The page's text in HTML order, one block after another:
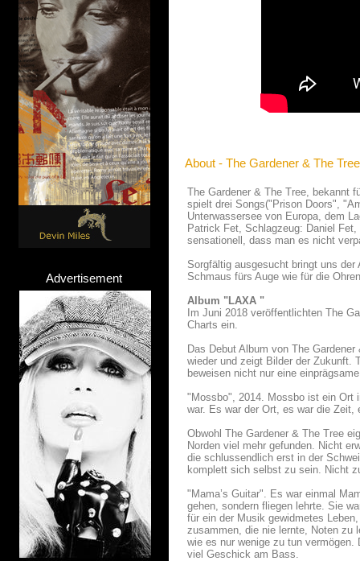
Advertisement
About - The Gardener & The Tree
The Gardener & The Tree, bekannt
spielt drei Songs("Prison Doors",
Unterwassersee von Europa, dem
Patrick Fet, Schlagzeug: Daniel
sensationell, dass man es nicht
Sorgfältig ausgesucht bringt uns
Schmaus fürs Auge wie für die
Album "LAXA "
Im Juni 2018 veröffentlichten The
Charts ein.
Das Debut Album von The
wieder und zeigt Bilder der Zukunft.
beweisen nicht nur eine
"Mossbo", 2014. Mossbo ist ein Ort
war. Es war der Ort, es war die Zeit,
Obwohl The Gardener & The Tree
Norden viel mehr gefunden. Nicht
die schlussendlich erst in der
komplett sich selbst zu sein. Nicht
"Mama’s Guitar". Es war einmal
gehen, sondern fliegen lehrte. Sie
für ein der Musik gewidmetes
zusammen, die nie lernte, Noten zu
wie es nur wenige zu tun
viel Geschick am Bass.